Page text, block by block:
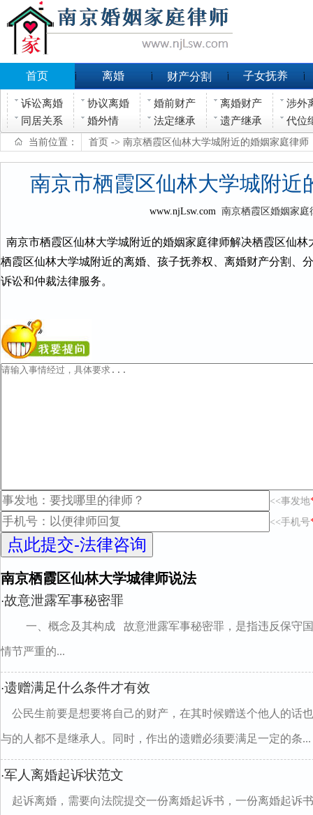
首页 离婚 财产分割 子女抚养
诉讼离婚 协议离婚 婚前财产 离婚财产
涉外
同居关系
婚外情 法定继承 遗产继承 代位
当前位置： 首页 -> 南京栖霞区仙林大学城附近的婚姻家庭律师
南京市栖霞区仙林大学城附近
www.njLsw.com南京栖霞区婚姻家庭
南京市栖霞区仙林大学城附近的婚姻家庭律师解决栖霞区仙
栖霞区仙林大学城附近的离婚、孩子抚养权、离婚财产分割、
诉讼和仲裁法律服务。
<<事发地
<<手机号
南京栖霞区仙林大学城律师说法
·故意泄露军事秘密罪
一、概念及其构成 故意泄露军事秘密罪，是指违反保守
情节严重的...
·遗赠满足什么条件才有效
公民生前要是想要将自己的财产，在其时候赠送个他人的话
与的人都不是继承人。同时，作出的遗赠必须要满足一定的条...
·军人离婚起诉状范文
起诉离婚，需要向法院提交一份离婚起诉书，一份离婚起诉